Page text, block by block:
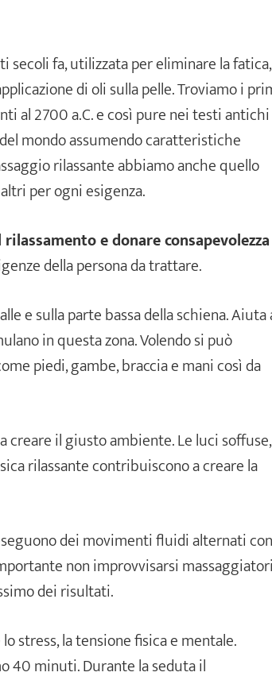
secoli fa, utilizzata per eliminare la fatica,
di oli sulla pelle. Troviamo i
al 2700 a.C. e così pure nei testi antichi
mondo assumendo caratteristiche
rilassante abbiamo anche quello
per ogni esigenza.
e donare consapevolezza
della persona da trattare.
e sulla parte bassa della schiena. Aiuta
in questa zona. Volendo si può
piedi, gambe, braccia e mani così da
il giusto ambiente. Le luci soffuse,
rilassante contribuiscono a creare la
dei movimenti fluidi alternati con
non improvvisarsi massaggiatori
dei risultati.
stress, la tensione fisica e mentale.
40 minuti. Durante la seduta il